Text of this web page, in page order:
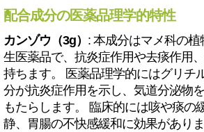
配合成分の医薬品理学的特性
カンゾウ（3g） : 本成分はマメ科の
生医薬品で、抗炎症作用や去痰作用
持ちます。 医薬品理学的にはグリチ
分が抗炎症作用を示し、気道分泌物
もたらします。 臨床的には咳や痰の
静、胃腸の不快感緩和に効果があり